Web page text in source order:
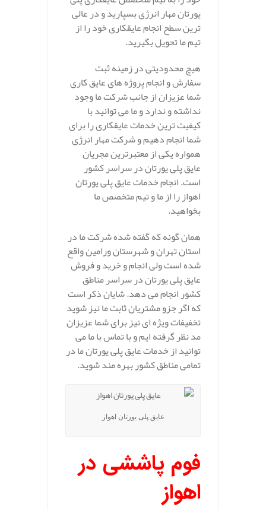
یورتان مهار انرژی بسپارید و در عالی
ترین سطح انجام عایقکاری خود را از
تیم ما تحویل بگیرید.
هیچ محدودیتی در زمینه ثبت
سفارش و انجام پروژه های عایق کاری
شما عزیزان از جانب شرکت ما وجود
نداشته و ندارد و ما می توانید با
کیفیت ترین خدمات عایقکاری را برای
شما انجام دهیم و شرکت مهار انرژی
همواره یکی از معتبرترین مجریان
عایق پلی یورتان در سراسر کشور
است. انجام خدمات عایق پلی یورتان
اهواز را از ما و تیم متخصص ما
بخواهید.
همان گونه که گفته شده شرکت ما در
استان تهران و شهرستان ورامین واقع
شده است ولی انجام و خرید و فروش
عایق پلی یورتان در سراسر مناطق
کشور انجام می دهد. شایان ذکر است
که اگر جزو مشتریان ثابت ما نیز شوید
تخفیفات ویژه ای نیز برای شما عزیزان
مد نظر گرفته ایم و با تماس با ما می
توانید از خدمات عایق پلی یورتان ما در
تمامی مناطق کشور بهره مند شوید.
عایق پلی یورتان اهواز
فوم پاششی در
اهواز